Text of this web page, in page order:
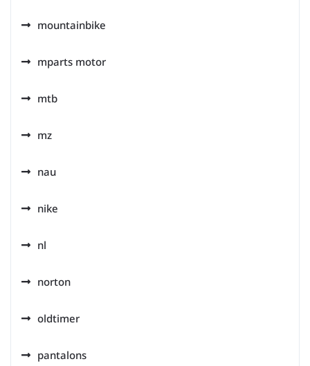
mountainbike
mparts motor
mtb
mz
nau
nike
nl
norton
oldtimer
pantalons